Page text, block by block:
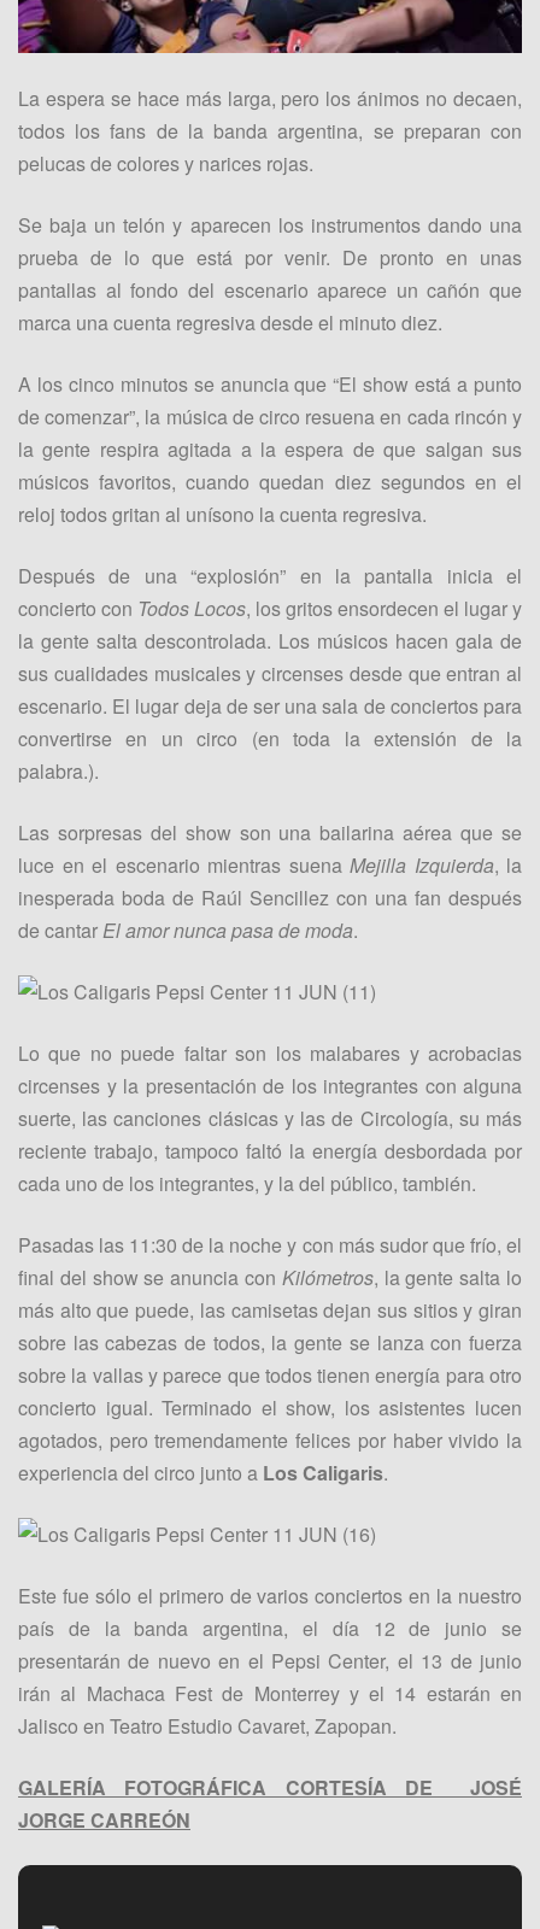
La espera se hace más larga, pero los ánimos no decaen,
todos los fans de la banda argentina, se preparan con
pelucas de colores y narices rojas.
Se baja un telón y aparecen los instrumentos dando una
prueba de lo que está por venir. De pronto en unas
pantallas al fondo del escenario aparece un cañón que
marca una cuenta regresiva desde el minuto diez.
A los cinco minutos se anuncia que “El show está a punto
de comenzar”, la música de circo resuena en cada rincón y
la gente respira agitada a la espera de que salgan sus
músicos favoritos, cuando quedan diez segundos en el
reloj todos gritan al unísono la cuenta regresiva.
Después de una “explosión” en la pantalla inicia el
concierto con Todos Locos, los gritos ensordecen el lugar y
la gente salta descontrolada. Los músicos hacen gala de
sus cualidades musicales y circenses desde que entran al
escenario. El lugar deja de ser una sala de conciertos para
convertirse en un circo (en toda la extensión de la
palabra.).
Las sorpresas del show son una bailarina aérea que se
luce en el escenario mientras suena Mejilla Izquierda, la
inesperada boda de Raúl Sencillez con una fan después
de cantarEl amor nunca pasa de moda.
Lo que no puede faltar son los malabares y acrobacias
circenses y la presentación de los integrantes con alguna
suerte, las canciones clásicas y las de Circología, su más
reciente trabajo, tampoco faltó la energía desbordada por
cada uno de los integrantes, y la del público, también.
Pasadas las 11:30 de la noche y con más sudor que frío, el
final del show se anuncia con Kilómetros, la gente salta lo
más alto que puede, las camisetas dejan sus sitios y giran
sobre las cabezas de todos, la gente se lanza con fuerza
sobre la vallas y parece que todos tienen energía para otro
concierto igual. Terminado el show, los asistentes lucen
agotados, pero tremendamente felices por haber vivido la
experiencia del circo junto a Los Caligaris.
Este fue sólo el primero de varios conciertos en la nuestro
país de la banda argentina, el día 12 de junio se
presentarán de nuevo en el Pepsi Center, el 13 de junio
irán al Machaca Fest de Monterrey y el 14 estarán en
Jalisco en Teatro Estudio Cavaret, Zapopan.
GALERÍA FOTOGRÁFICA CORTESÍA DE JOSÉ
JORGE CARREÓN